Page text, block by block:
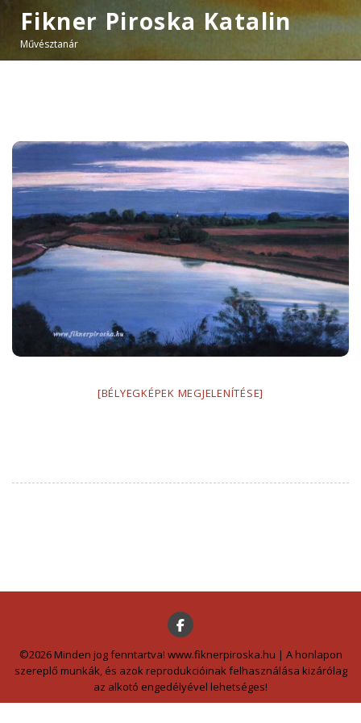
Fikner Piroska Katalin
Művésztanár
[BÉLYEGKÉPEK MEGJELENÍTÉSE]
©2026 Minden jog fenntartva! www.fiknerpiroska.hu | A honlapon
szereplő munkák, és azok reprodukcióinak felhasználása kizárólag
az alkotó engedélyével lehetséges!